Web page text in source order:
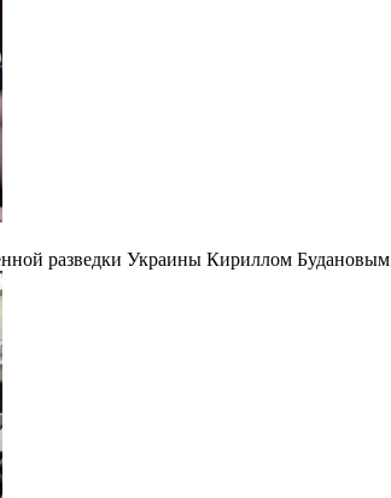
разведки Украины Кириллом Будановым